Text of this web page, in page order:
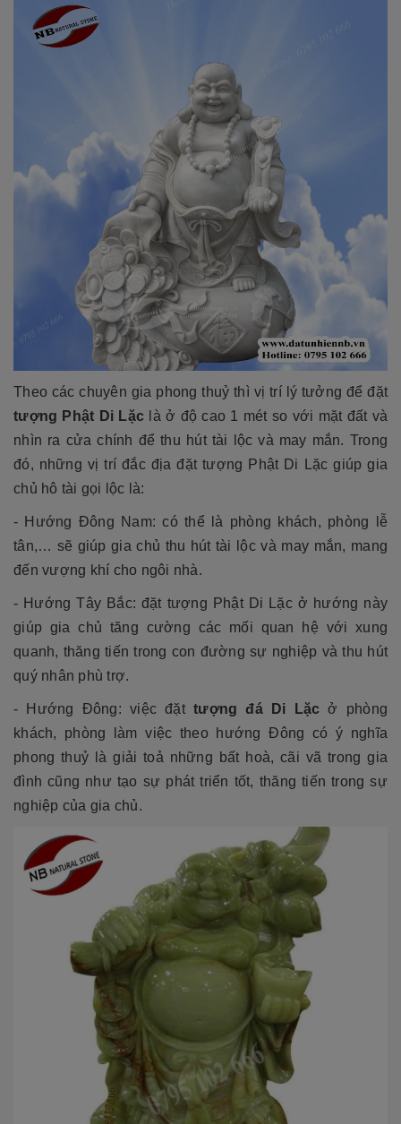
Theo các chuyên gia phong thuỷ thì vị trí lý tưởng để đặt
tượng Phật Di Lặc là ở độ cao 1 mét so với mặt đất và
nhìn ra cửa chính để thu hút tài lộc và may mắn. Trong
đó, những vị trí đắc địa đặt tượng Phật Di Lặc giúp gia
chủ hô tài gọi lộc là:
- Hướng Đông Nam: có thể là phòng khách, phòng lễ
tân,… sẽ giúp gia chủ thu hút tài lộc và may mắn, mang
đến vượng khí cho ngôi nhà.
- Hướng Tây Bắc: đặt tượng Phật Di Lặc ở hướng này
giúp gia chủ tăng cường các mối quan hệ với xung
quanh, thăng tiến trong con đường sự nghiệp và thu hút
quý nhân phù trợ.
- Hướng Đông: việc đặt tượng đá Di Lặc ở phòng
khách, phòng làm việc theo hướng Đông có ý nghĩa
phong thuỷ là giải toả những bất hoà, cãi vã trong gia
đình cũng như tạo sự phát triển tốt, thăng tiến trong sự
nghiệp của gia chủ.